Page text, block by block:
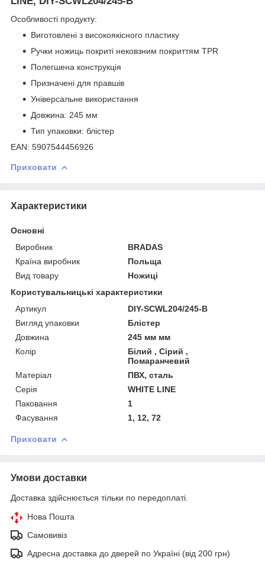
Особливості продукту:
Виготовлені з високоякісного пластику
Ручки ножиць покриті нековзним покриттям TPR
Полегшена конструкція
Призначені для правшів
Універсальне використання
Довжина: 245 мм
Тип упаковки: блістер
EAN: 5907544456926
Приховати
Характеристики
Основні
Виробник
BRADAS
Країна виробник
Польща
Вид товару
Ножиці
Користувальницькі характеристики
Артикул
DIY-SCWL204/245-B
Вигляд упаковки
Блістер
Довжина
245 мм мм
Колір
Білий , Сірий ,
Помаранчевий
Матеріал
ПВХ, сталь
Серія
WHITE LINE
Паковання
1
Фасування
1, 12, 72
Приховати
Умови доставки
Доставка здійснюється тільки по передоплаті.
Нова Пошта
Самовивіз
Адресна доставка до дверей по Україні (від 200 грн)